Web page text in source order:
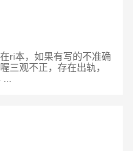
ri本，如果有写的不准确
三观不正，存在出轨，